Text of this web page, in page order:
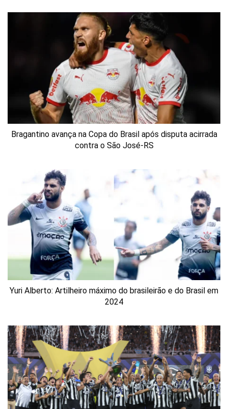
Bragantino avança na Copa do Brasil após disputa acirrada
contra o São José-RS
Yuri Alberto: Artilheiro máximo do brasileirão e do Brasil em
2024